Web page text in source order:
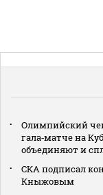
Олимпийский
гала‑матче на
объединяют и
СКА подписал
Кныжовым